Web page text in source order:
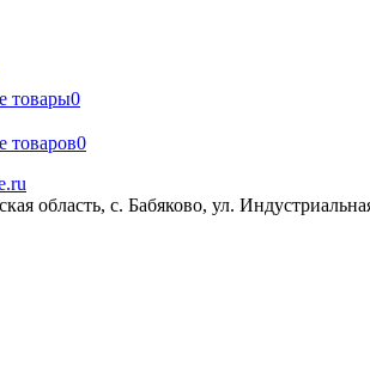
товары0
товаров0
область, с. Бабяково, ул.